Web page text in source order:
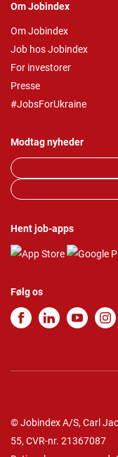
Om Jobindex
Om Jobindex
Job hos Jobindex
For investorer
Presse
#JobsForUkraine
Modtag nyheder
Hent job-apps
Følg os
© Jobindex A/S, Carl
55, CVR-nr. 21367087